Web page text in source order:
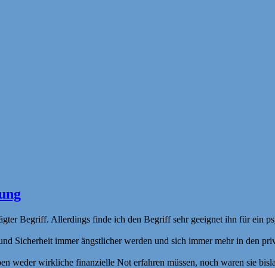
Begriff. Allerdings finde ich den Begriff sehr geeignet ihn für ein
Sicherheit immer ängstlicher werden und sich immer mehr in den
weder wirkliche finanzielle Not erfahren müssen, noch waren sie